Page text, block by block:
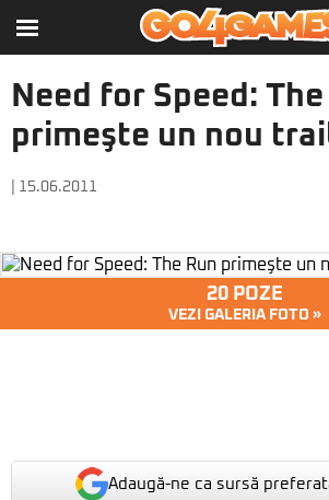
Need for Speed: The
primeşte un nou
| 15.06.2011
20 POZE
VEZI GALERIA FOTO »
Adaugă-ne ca sursă